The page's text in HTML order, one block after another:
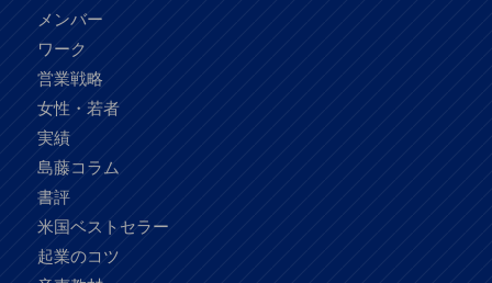
メンバー
ワーク
営業戦略
女性・若者
実績
島藤コラム
書評
米国ベストセラー
起業のコツ